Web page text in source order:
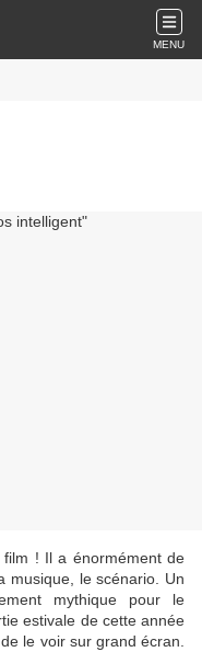
MENU
! Il a énormément de
musique, le scénario. Un
mythique pour le
estivale de cette année
le voir sur grand écran.